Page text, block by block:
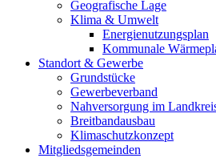
Geografische Lage
Klima & Umwelt
Energienutzungsplan
Kommunale
Standort & Gewerbe
Grundstücke
Gewerbeverband
Nahversorgung im
Breitbandausbau
Klimaschutzkonzept
Mitgliedsgemeinden